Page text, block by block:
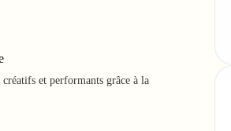
créatifs et performants grâce à la